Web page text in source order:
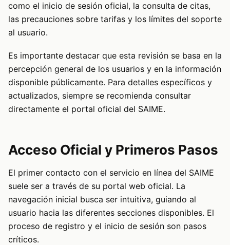
como el inicio de sesión oficial, la consulta de citas,
las precauciones sobre tarifas y los límites del soporte
al usuario.
Es importante destacar que esta revisión se basa en la
percepción general de los usuarios y en la información
disponible públicamente. Para detalles específicos y
actualizados, siempre se recomienda consultar
directamente el portal oficial del SAIME.
Acceso Oficial y Primeros Pasos
El primer contacto con el servicio en línea del SAIME
suele ser a través de su portal web oficial. La
navegación inicial busca ser intuitiva, guiando al
usuario hacia las diferentes secciones disponibles. El
proceso de registro y el inicio de sesión son pasos
críticos.